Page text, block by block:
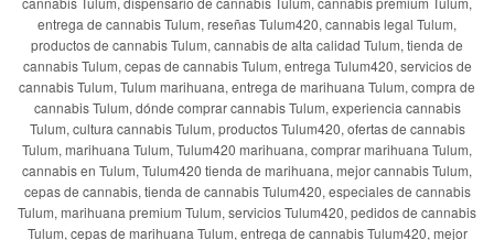
entrega de cannabis Tulum, reseñas Tulum420, cannabis legal Tulum,
productos de cannabis Tulum, cannabis de alta calidad Tulum, tienda de
cannabis Tulum, cepas de cannabis Tulum, entrega Tulum420, servicios de
cannabis Tulum, Tulum marihuana, entrega de marihuana Tulum, compra de
cannabis Tulum, dónde comprar cannabis Tulum, experiencia cannabis
Tulum, cultura cannabis Tulum, productos Tulum420, ofertas de cannabis
Tulum, marihuana Tulum, Tulum420 marihuana, comprar marihuana Tulum,
cannabis en Tulum, Tulum420 tienda de marihuana, mejor cannabis Tulum,
cepas de cannabis, tienda de cannabis Tulum420, especiales de cannabis
Tulum, marihuana premium Tulum, servicios Tulum420, pedidos de cannabis
Tulum, cepas de marihuana Tulum, entrega de cannabis Tulum420, mejor